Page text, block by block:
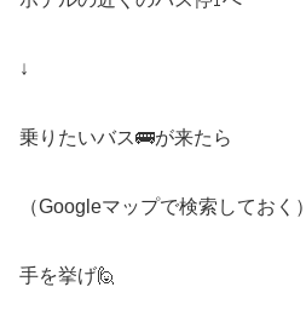
↓
乗りたいバス🚌が来たら
（Googleマップで検索しておく）
手を挙げ🙋